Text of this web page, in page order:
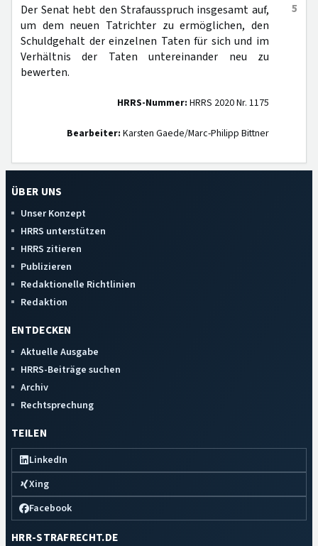
5
Der Senat hebt den Strafausspruch insgesamt auf,
um dem neuen Tatrichter zu ermöglichen, den
Schuldgehalt der einzelnen Taten für sich und im
Verhältnis der Taten untereinander neu zu
bewerten.
HRRS-Nummer: HRRS 2020 Nr. 1175
Bearbeiter: Karsten Gaede/Marc-Philipp Bittner
ÜBER UNS
Unser Konzept
HRRS unterstützen
HRRS zitieren
Publizieren
Redaktionelle Richtlinien
Redaktion
ENTDECKEN
Aktuelle Ausgabe
HRRS-Beiträge suchen
Archiv
Rechtsprechung
TEILEN
LinkedIn
Xing
Facebook
HRR-STRAFRECHT.DE